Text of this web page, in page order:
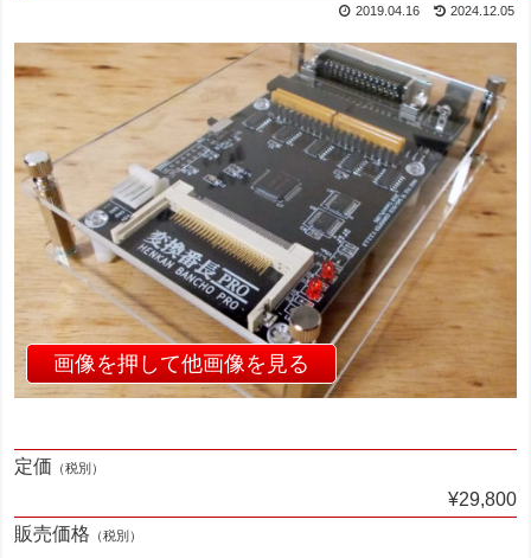
2019.04.16 2024.12.05
定価 （税別）
¥29,800
販売価格
（税別）